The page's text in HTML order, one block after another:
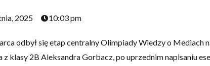
2025 10:03 pm
odbył się etap centralny Olimpiady Wiedzy o Mediach
z klasy 2B Aleksandra Gorbacz, po uprzednim napisaniu